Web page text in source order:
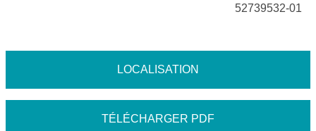
52739532-01
LOCALISATION
TÉLÉCHARGER PDF